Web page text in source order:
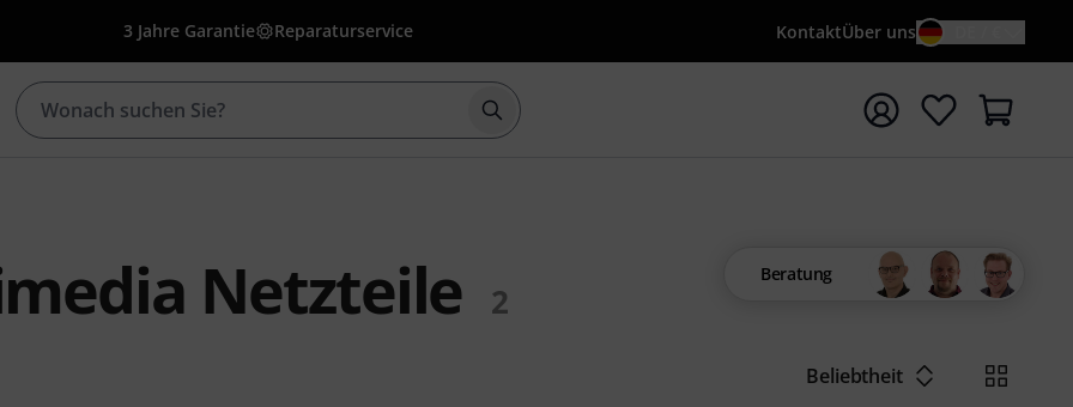
3 Jahre Garantie Reparaturservice KontaktÜber uns
Suche mit Suchwort {searchTerm} starten
Netzteile 2
Beratung
Beliebtheit